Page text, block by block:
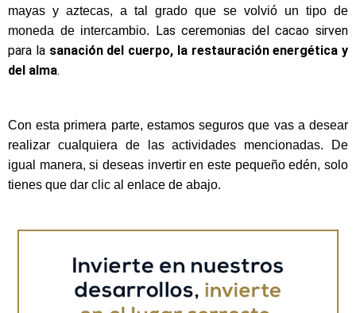
mayas y aztecas, a tal grado que se volvió un tipo de
moneda de intercambio.
Las ceremonias del cacao sirven
para la sanación del cuerpo, la restauración energética y
del alma.
Con esta primera parte, estamos seguros que vas a desear
realizar cualquiera de las actividades mencionadas. De
igual manera, si deseas invertir en este pequeño edén, solo
tienes que dar clic al enlace de abajo.